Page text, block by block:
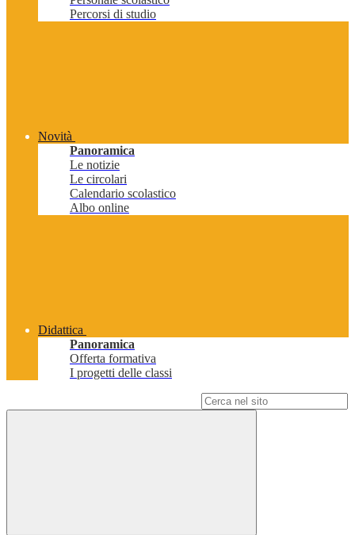
Percorsi di studio
Novità
Panoramica
Le notizie
Le circolari
Calendario scolastico
Albo online
Didattica
Panoramica
Offerta formativa
I progetti delle classi